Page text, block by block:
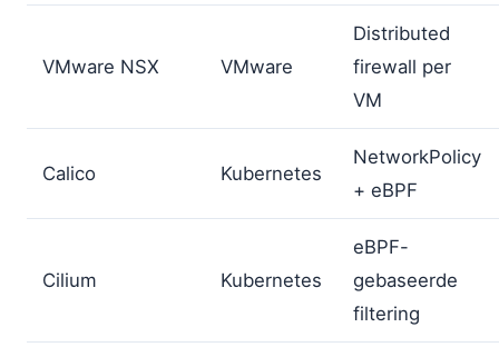
VMware NSX VMware
Distributed
firewall per
VM
Calico Kubernetes
NetworkPolicy
+ eBPF
Cilium Kubernetes
eBPF-
gebaseerde
filtering